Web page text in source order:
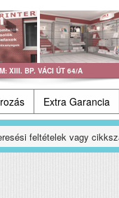
XIII. BP. VÁCI ÚT 64/A
Extra Garancia